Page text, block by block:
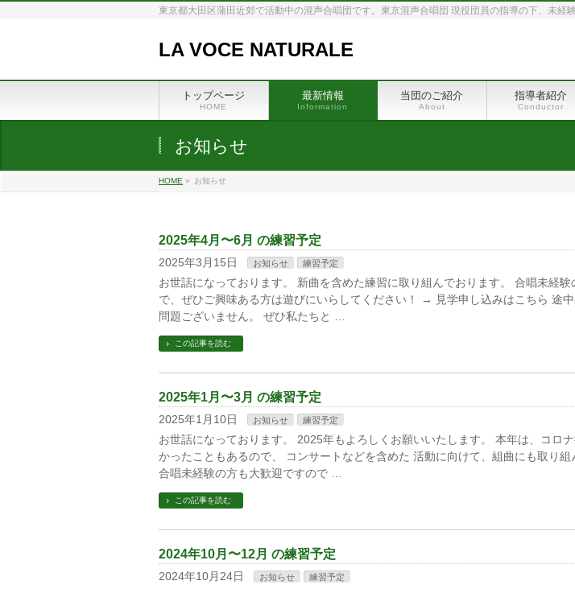
東京都大田区蒲田近郊で活動中の混声合唱団です。東京混声合唱団 現役団員の指導の下、未経
LA VOCE NATURALE
トップページ
HOME
最新情報
Information
当団のご紹介
About
指導者紹介
Conductor
お知らせ
HOME » お知らせ
2025年4月〜6月 の練習予定
2025年3月15日 お知らせ 練習予定
お世話になっております。 新曲を含めた練習に取り組んでおります。 合唱未経
で、ぜひご興味ある方は遊びにいらしてください！ → 見学申し込みはこちら 途
問題ございません。 ぜひ私たちと …
この記事を読む
2025年1月〜3月 の練習予定
2025年1月10日 お知らせ 練習予定
お世話になっております。 2025年もよろしくお願いいたします。 本年は、コロ
かったこともあるので、 コンサートなどを含めた 活動に向けて、組曲にも取り組
合唱未経験の方も大歓迎ですので …
この記事を読む
2024年10月〜12月 の練習予定
2024年10月24日 お知らせ 練習予定